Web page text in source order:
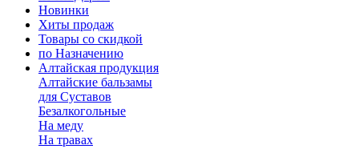
Новинки
Хиты продаж
Товары со скидкой
по Назначению
Алтайская продукция
Алтайские бальзамы
для Суставов
Безалкогольные
На меду
На травах